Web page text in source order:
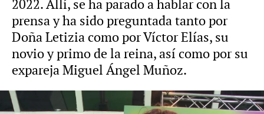
2022. Allí, se ha parado a hablar con la
prensa y ha sido preguntada tanto por
Doña Letizia como por Víctor Elías, su
novio y primo de la reina, así como por su
expareja Miguel Ángel Muñoz.